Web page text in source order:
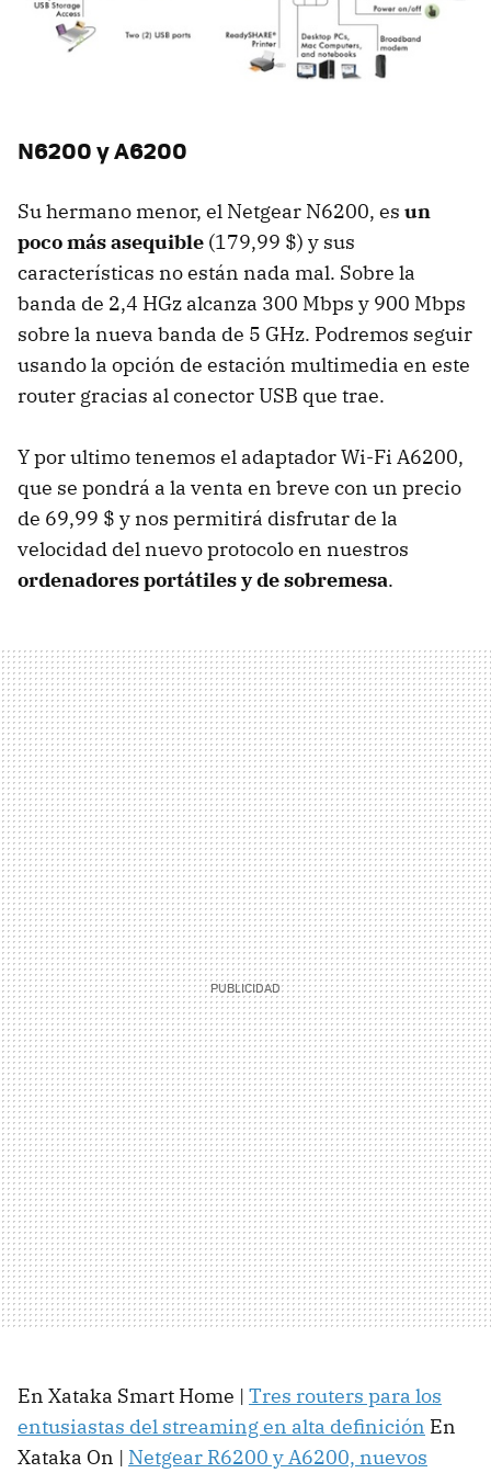
N6200 y A6200
Su hermano menor, el Netgear N6200, es un
poco más asequible (179,99 $) y sus
características no están nada mal. Sobre la
banda de 2,4 HGz alcanza 300 Mbps y 900 Mbps
sobre la nueva banda de 5 GHz. Podremos seguir
usando la opción de estación multimedia en este
router gracias al conectorUSB que trae.
Y por ultimo tenemos el adaptador Wi-Fi A6200,
que se pondrá a la venta en breve con un precio
de 69,99 $ y nos permitirá disfrutar de la
velocidad del nuevo protocolo en nuestros
ordenadores portátiles y de sobremesa.
En Xataka Smart Home | Tres routers para los
entusiastas del streaming en alta definición En
Xataka On | Netgear R6200 y A6200, nuevos